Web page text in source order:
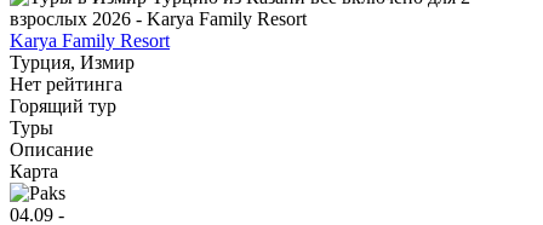
Karya Family Resort
Турция, Измир
Нет рейтинга
Горящий тур
Туры
Описание
Карта
04.09 -